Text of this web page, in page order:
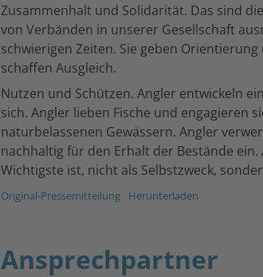
Zusammenhalt und Solidarität. Das sind
von Verbänden in unserer Gesellschaft
schwierigen Zeiten. Sie geben
schaffen Ausgleich.
Nutzen und Schützen. Angler entwickeln
sich. Angler lieben Fische und engagieren
naturbelassenen Gewässern. Angler
nachhaltig für den Erhalt der Bestände
Wichtigste ist, nicht als Selbstzweck,
Original-Pressemitteilung Herunterladen
Ansprechpartner